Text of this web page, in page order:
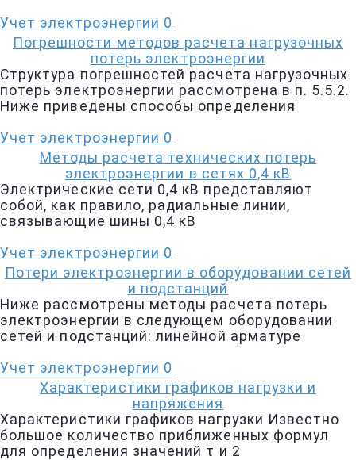
Учет электроэнергии 0
Погрешности методов расчета нагрузочных
потерь электроэнергии
Структура погрешностей расчета нагрузочных
потерь электроэнергии рассмотрена в п. 5.5.2.
Ниже приведены способы определения
Учет электроэнергии 0
Методы расчета технических потерь
электроэнергии в сетях 0,4 кВ
Электрические сети 0,4 кВ представляют
собой, как правило, радиальные линии,
связывающие шины 0,4 кВ
Учет электроэнергии 0
Потери электроэнергии в оборудовании сетей
и подстанций
Ниже рассмотрены методы расчета потерь
электроэнергии в следующем оборудовании
сетей и подстанций: линейной арматуре
Учет электроэнергии 0
Характеристики графиков нагрузки и
напряжения
Характеристики графиков нагрузки Известно
большое количество приближенных формул
для определения значений τ и 2